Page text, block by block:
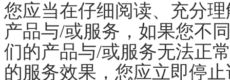
您应当在仔细阅读、充分
产品与/或服务，如果您不
们的产品与/或服务无法正
的服务效果，您应立即停